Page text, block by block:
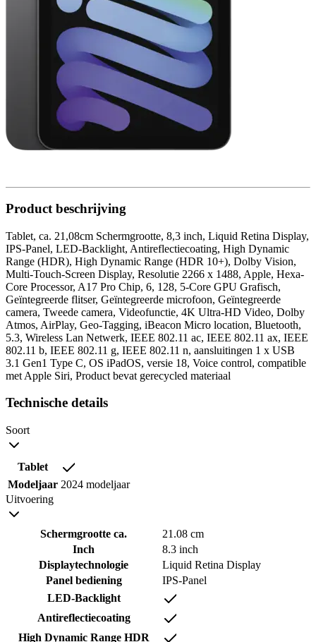
Product beschrijving
Tablet, ca. 21,08cm Schermgrootte, 8,3 inch, Liquid Retina Display,
IPS-Panel, LED-Backlight, Antireflectiecoating, High Dynamic
Range (HDR), High Dynamic Range (HDR 10+), Dolby Vision,
Multi-Touch-Screen Display, Resolutie 2266 x 1488, Apple, Hexa-
Core Processor, A17 Pro Chip, 6, 128, 5-Core GPU Grafisch,
Geïntegreerde flitser, Geïntegreerde microfoon, Geïntegreerde
camera, Tweede camera, Videofunctie, 4K Ultra-HD Video, Dolby
Atmos, AirPlay, Geo-Tagging, iBeacon Micro location, Bluetooth,
5.3, Wireless Lan Netwerk, IEEE 802.11 ac, IEEE 802.11 ax, IEEE
802.11 b, IEEE 802.11 g, IEEE 802.11 n, aansluitingen 1 x USB
3.1 Gen1 Type C, OS iPadOS, versie 18, Voice control, compatible
met Apple Siri, Product bevat gerecycled materiaal
Technische details
Soort
Tablet
Modeljaar 2024 modeljaar
Uitvoering
Schermgrootte ca.
21.08 cm
Inch
8.3 inch
Displaytechnologie
Liquid Retina Display
Panel bediening
IPS-Panel
LED-Backlight
Antireflectiecoating
High Dynamic Range HDR